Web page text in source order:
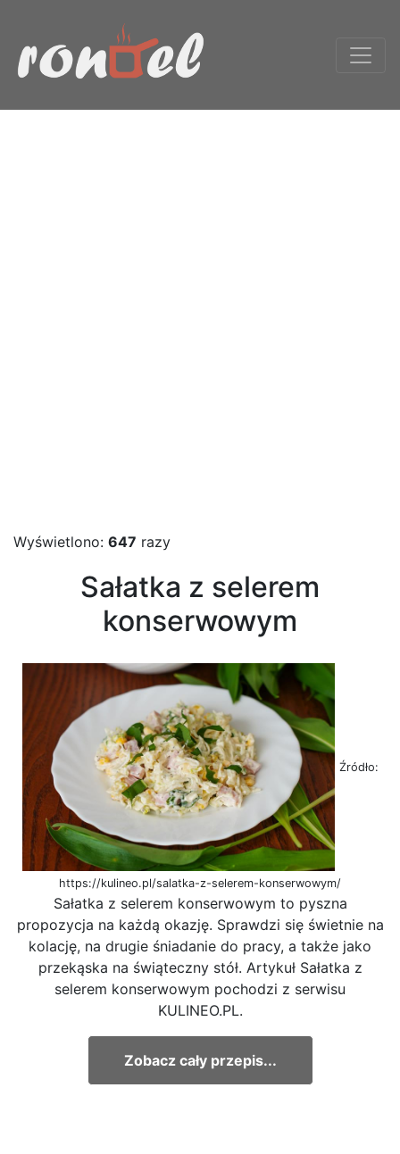
Wyświetlono: 647 razy
Sałatka z selerem
konserwowym
Źródło:
https://kulineo.pl/salatka-z-selerem-konserwowym/
Sałatka z selerem konserwowym to pyszna
propozycja na każdą okazję. Sprawdzi się świetnie na
kolację, na drugie śniadanie do pracy, a także jako
przekąska na świąteczny stół. Artykuł Sałatka z
selerem konserwowym pochodzi z serwisu
KULINEO.PL.
Zobacz cały przepis...